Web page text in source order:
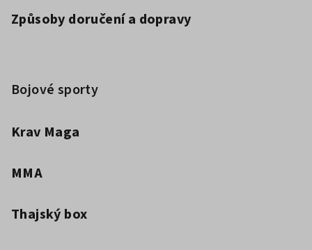
Způsoby doručení a dopravy
Bojové sporty
Krav Maga
MMA
Thajský box